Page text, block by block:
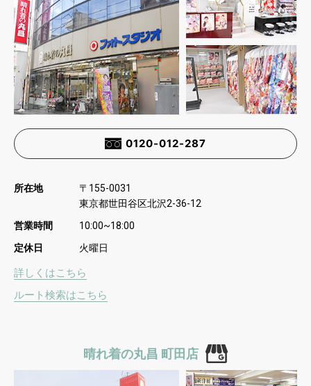
0120-012-287
所在地 〒 155-0031
東京都世田谷区北沢2-36-12
営業時間 10:00~18:00
定休日 火曜日
詳しくはこちら
ルート検索はこちら
晴れ着の丸昌 町田店